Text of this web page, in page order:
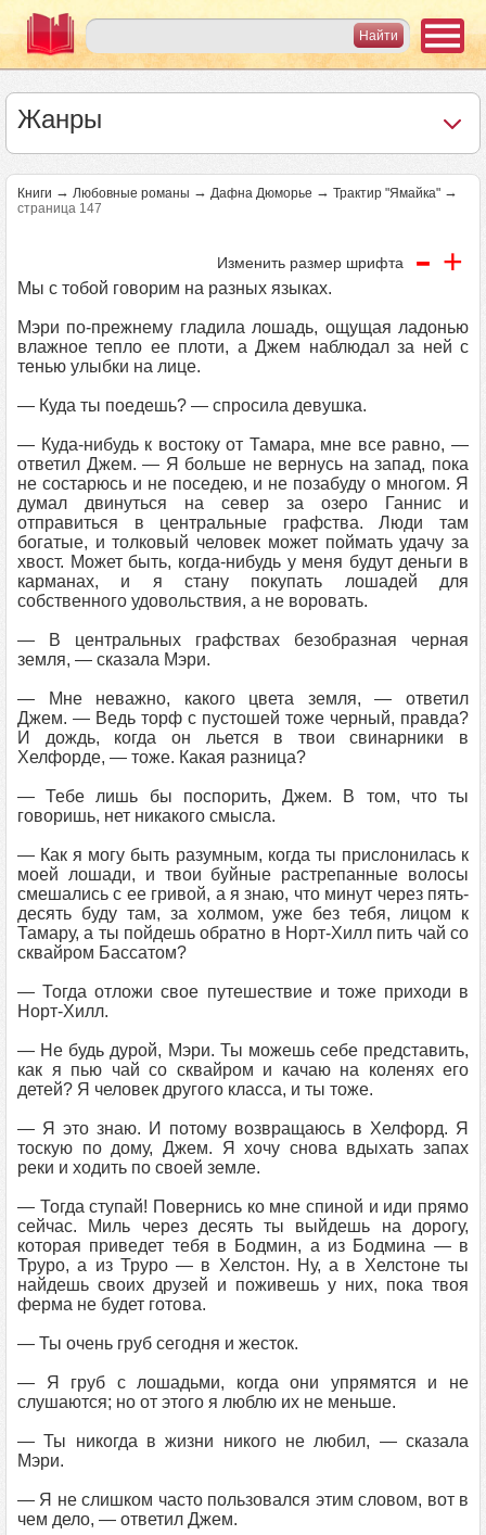
Жанры
Книги → Любовные романы → Дафна Дюморье → Трактир "Ямайка" →
страница 147
Изменить размер шрифта - +
Мы с тобой говорим на разных языках.
Мэри по-прежнему гладила лошадь, ощущая ладонью
влажное тепло ее плоти, а Джем наблюдал за ней с
тенью улыбки на лице.
— Куда ты поедешь? — спросила девушка.
— Куда-нибудь к востоку от Тамара, мне все равно, —
ответил Джем. — Я больше не вернусь на запад, пока
не состарюсь и не поседею, и не позабуду о многом. Я
думал двинуться на север за озеро Ганнис и
отправиться в центральные графства. Люди там
богатые, и толковый человек может поймать удачу за
хвост. Может быть, когда-нибудь у меня будут деньги в
карманах, и я стану покупать лошадей для
собственного удовольствия, а не воровать.
— В центральных графствах безобразная черная
земля, — сказала Мэри.
— Мне неважно, какого цвета земля, — ответил
Джем. — Ведь торф с пустошей тоже черный, правда?
И дождь, когда он льется в твои свинарники в
Хелфорде, — тоже. Какая разница?
— Тебе лишь бы поспорить, Джем. В том, что ты
говоришь, нет никакого смысла.
— Как я могу быть разумным, когда ты прислонилась к
моей лошади, и твои буйные растрепанные волосы
смешались с ее гривой, а я знаю, что минут через пять-
десять буду там, за холмом, уже без тебя, лицом к
Тамару, а ты пойдешь обратно в Норт-Хилл пить чай со
сквайром Бассатом?
— Тогда отложи свое путешествие и тоже приходи в
Норт-Хилл.
— Не будь дурой, Мэри. Ты можешь себе представить,
как я пью чай со сквайром и качаю на коленях его
детей? Я человек другого класса, и ты тоже.
— Я это знаю. И потому возвращаюсь в Хелфорд. Я
тоскую по дому, Джем. Я хочу снова вдыхать запах
реки и ходить по своей земле.
— Тогда ступай! Повернись ко мне спиной и иди прямо
сейчас. Миль через десять ты выйдешь на дорогу,
которая приведет тебя в Бодмин, а из Бодмина — в
Труро, а из Труро — в Хелстон. Ну, а в Хелстоне ты
найдешь своих друзей и поживешь у них, пока твоя
ферма не будет готова.
— Ты очень груб сегодня и жесток.
— Я груб с лошадьми, когда они упрямятся и не
слушаются; но от этого я люблю их не меньше.
— Ты никогда в жизни никого не любил, — сказала
Мэри.
— Я не слишком часто пользовался этим словом, вот в
чем дело, — ответил Джем.